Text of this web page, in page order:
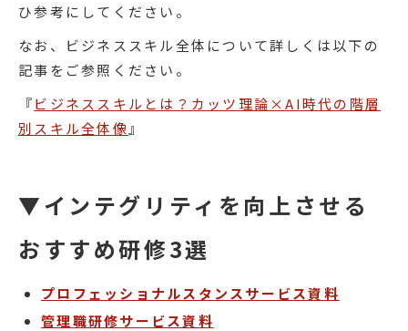
ひ参考にしてください。
なお、ビジネススキル全体について詳しくは以下の
記事をご参照ください。
『ビジネススキルとは？カッツ理論×AI時代の階層
別スキル全体像 』
▼インテグリティを向上させる
おすすめ研修3選
プロフェッショナルスタンスサービス資料
管理職研修サービス資料